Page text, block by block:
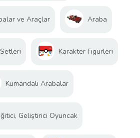
ve Araçlar Araba
Karakter Figürleri
Kumandalı Arabalar
Geliştirici Oyuncak